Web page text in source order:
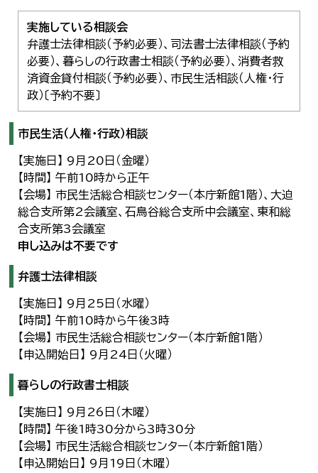
実施している相談会
弁護士法律相談（予約必要）、司法書士法律相談（予約
必要）、暮らしの行政書士相談（予約必要）、消費者救
済資金貸付相談（予約必要）、市民生活相談（人権・行
政）〔予約不要〕
市民生活（人権・行政）相談
【実施日】 9月20日（金曜）
【時間】 午前10時から正午
【会場】 市民生活総合相談センター（本庁新館1階）、大迫
総合支所第2会議室、石鳥谷総合支所中会議室、東和総
合支所第3会議室
申し込みは不要です
弁護士法律相談
【実施日】 9月25日（水曜）
【時間】 午前10時から午後3時
【会場】 市民生活総合相談センター（本庁新館1階）
【申込開始日】 9月24日（火曜）
暮らしの行政書士相談
【実施日】 9月26日（木曜）
【時間】 午後1時30分から3時30分
【会場】 市民生活総合相談センター（本庁新館1階）
【申込開始日】 9月19日（木曜）